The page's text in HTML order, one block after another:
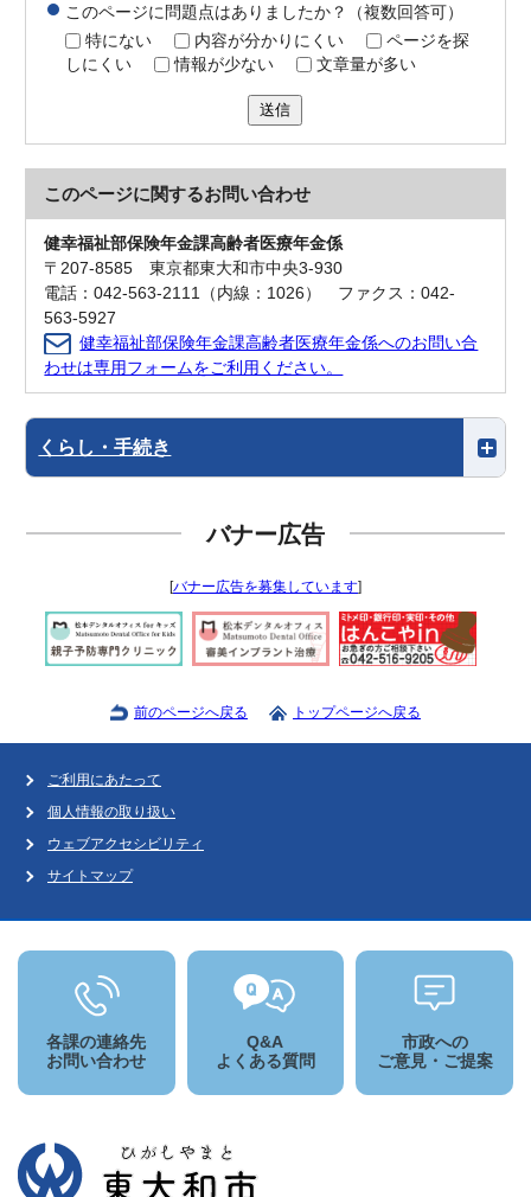
このページに問題点はありましたか？（複数回答可）
特にない
内容が分かりにくい
ページを探
しにくい
情報が少ない 文章量が多い
送信
このページに関するお問い合わせ
健幸福祉部保険年金課高齢者医療年金係
〒207-8585 東京都東大和市中央3-930
電話：042-563-2111（内線：1026） ファクス：042-
563-5927
健幸福祉部保険年金課高齢者医療年金係へのお問い合
わせは専用フォームをご利用ください。
くらし・手続き
バナー広告
[バナー広告を募集しています]
前のページへ戻る トップページへ戻る
ご利用にあたって
個人情報の取り扱い
ウェブアクセシビリティ
サイトマップ
各課の連絡先
お問い合わせ
Q&A
よくある質問
市政への
ご意見・ご提案